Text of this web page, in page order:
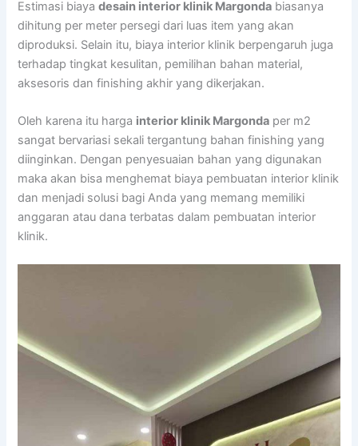
Estimasi biayadesain interior klinik Margonda biasanya
dihitung per meter persegi dari luas item yang akan
diproduksi. Selain itu, biaya interior klinik berpengaruh juga
terhadap tingkat kesulitan, pemilihan bahan material,
aksesoris dan finishing akhir yang dikerjakan.
Oleh karena itu harga interior klinik Margonda per m2
sangat bervariasi sekali tergantung bahan finishing yang
diinginkan. Dengan penyesuaian bahan yang digunakan
maka akan bisa menghemat biaya pembuatan interior klinik
dan menjadi solusi bagi Anda yang memang memiliki
anggaran atau dana terbatas dalam pembuatan interior
klinik.